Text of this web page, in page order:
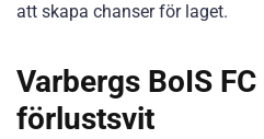
att skapa chanser för laget.
Varbergs BoIS
förlustsvit